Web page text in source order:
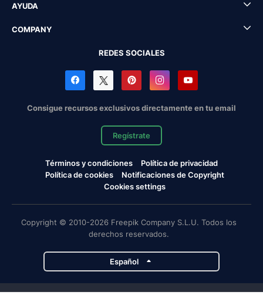
AYUDA
COMPANY
REDES SOCIALES
Consigue recursos exclusivos directamente en tu email
Regístrate
Términos y condiciones
Política de privacidad
Política de cookies
Notificaciones de Copyright
Cookies settings
Copyright © 2010-2026 Freepik Company S.L.U. Todos los
derechos reservados.
Español